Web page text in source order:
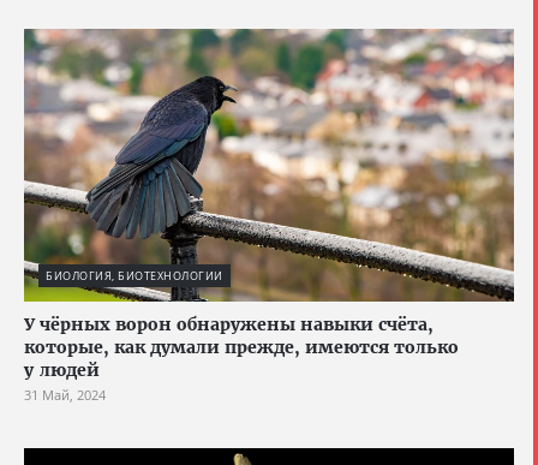
БИОЛОГИЯ, БИОТЕХНОЛОГИИ
У чёрных ворон обнаружены навыки счёта,
которые, как думали прежде, имеются только
у людей
31 Май, 2024